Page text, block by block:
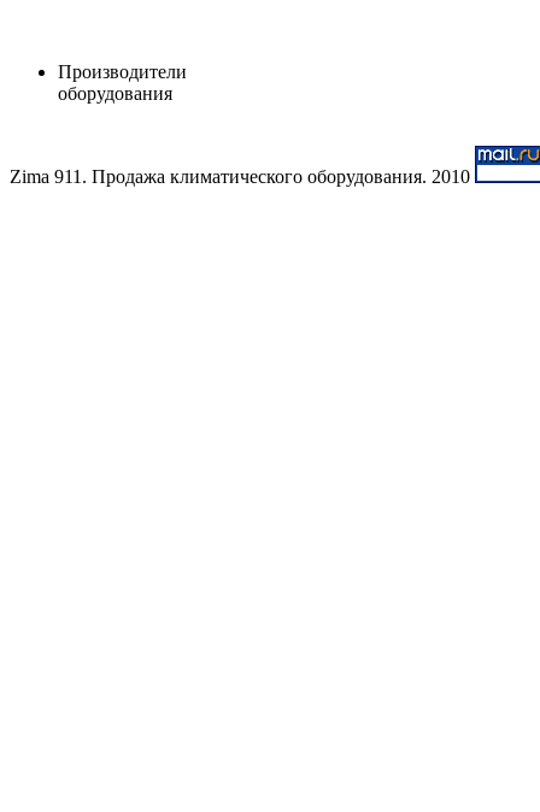
Производители
оборудования
Zima 911. Продажа климатического оборудования. 2010